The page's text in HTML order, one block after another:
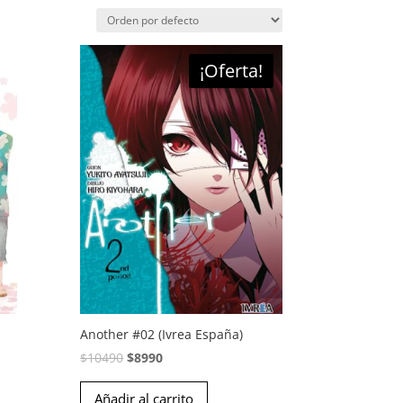
¡Oferta!
Another #02 (Ivrea España)
$10490 El
precio
original
$8990El
precio
actual
Añadir al carrito